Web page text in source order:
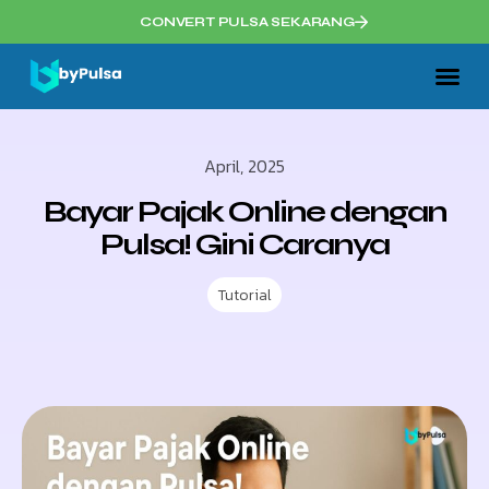
CONVERT PULSA SEKARANG
April, 2025
Bayar Pajak Online dengan
Pulsa! Gini Caranya
Tutorial